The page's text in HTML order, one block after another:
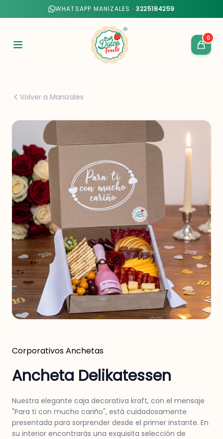
WHATSAPP MANIZALES ·3225184259
0
Volver a Manizales
CorporativosAnchetas
Ancheta Delikatessen
Nuestra elegante caja decorativa kraft, con el mensaje
"Para ti con mucho cariño", está cuidadosamente
presentada para sorprender desde el primer instante. En
su interior encontrarás una exquisita selección de